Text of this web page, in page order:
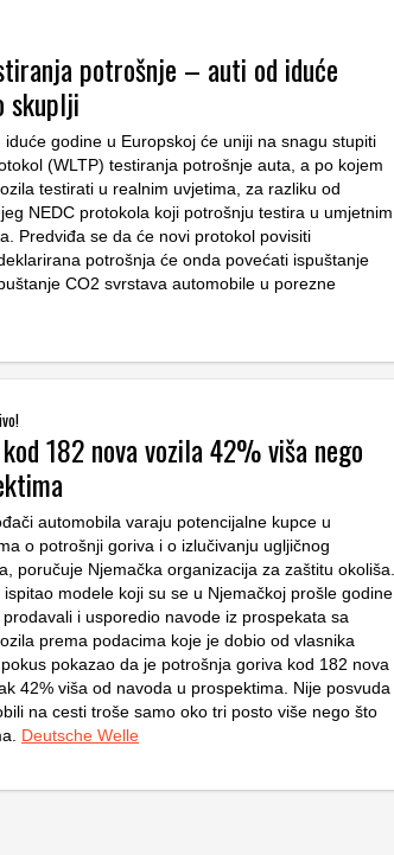
potrošnje – auti od iduće
skuplji
iduće godine u Europskoj će uniji na snagu stupiti
(WLTP) testiranja potrošnje auta, a po kojem
testirati u realnim uvjetima, za razliku od
NEDC protokola koji potrošnju testira u umjetnim
Predviđa se da će novi protokol povisiti
potrošnja će onda povećati ispuštanje
CO2 svrstava automobile u porezne
182 nova vozila 42% viša nego
automobila varaju potencijalne kupce u
o potrošnji goriva i o izlučivanju ugljičnog
poručuje Njemačka organizacija za zaštitu okoliša.
ispitao modele koji su se u Njemačkoj prošle godine
prodavali i usporedio navode iz prospekata sa
prema podacima koje je dobio od vlasnika
pokazao da je potrošnja goriva kod 182 nova
42% viša od navoda u prospektima. Nije posvuda
na cesti troše samo oko tri posto više nego što
Deutsche Welle